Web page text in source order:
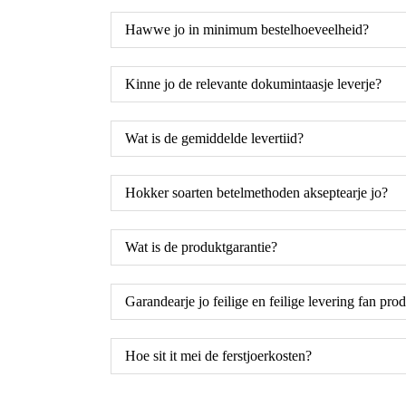
Hawwe jo in minimum bestelhoeveelheid?
Kinne jo de relevante dokumintaasje leverje?
Wat is de gemiddelde levertiid?
Hokker soarten betelmethoden akseptearje jo?
Wat is de produktgarantie?
Garandearje jo feilige en feilige levering fan
Hoe sit it mei de ferstjoerkosten?